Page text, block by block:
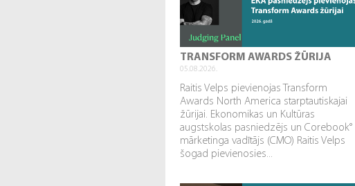
TRANSFORM AWARDS ŽŪRIJA
05.08.2026.
Raitis Velps pievienojas Transform
Awards North America starptautiskajai
žūrijai. Ekonomikas un Kultūras
augstskolas pasniedzējs un Corebook°
mārketinga vadītājs (CMO) Raitis Velps
šogad pievienosies...